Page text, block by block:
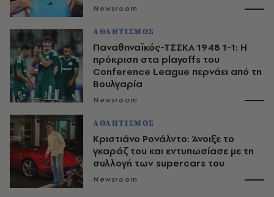
Newsroom
ΑΘΛΗΤΙΣΜΟΣ
Παναθηναϊκός-ΤΣΣΚΑ 1948 1-1: Η
πρόκριση στα playoffs του
Conference League περνάει από τη
Βουλγαρία
Newsroom
ΑΘΛΗΤΙΣΜΟΣ
Κριστιάνο Ρονάλντο: Άνοιξε το
γκαράζ του και εντυπωσίασε με τη
συλλογή των supercars του
Newsroom